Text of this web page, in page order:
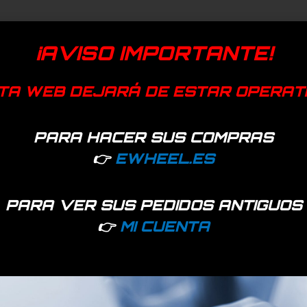
¡AVISO IMPORTANTE!
WEB DEJARÁ DE ESTAR
PARA HACER SUS COMPRAS
👉 EWHEEL.ES
PARA VER SUS PEDIDOS ANTIGUOS
👉 MI CUENTA